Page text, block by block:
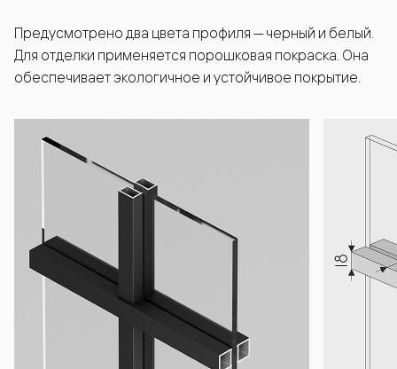
Предусмотрено два цвета профиля — черный и белый.
Для отделки применяется порошковая покраска. Она
обеспечивает экологичное и устойчивое покрытие.